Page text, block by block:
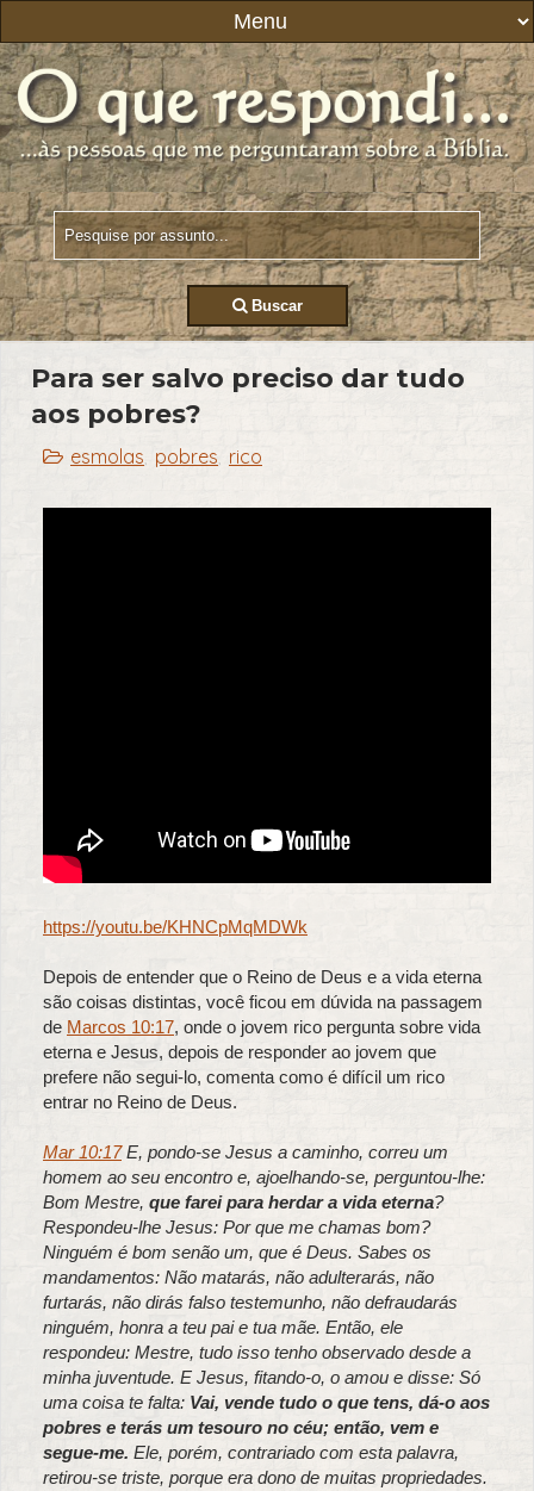
Buscar
Para ser salvo preciso dar tudo
aos pobres?
esmolas, pobres, rico
https://youtu.be/KHNCpMqMDWk
Depois de entender que o Reino de Deus e a vida eterna
são coisas distintas, você ficou em dúvida na passagem
de Marcos 10:17, onde o jovem rico pergunta sobre vida
eterna e Jesus, depois de responder ao jovem que
prefere não segui-lo, comenta como é difícil um rico
entrar no Reino de Deus.
Mar 10:17E, pondo-se Jesus a caminho, correu um
homem ao seu encontro e, ajoelhando-se, perguntou-lhe:
Bom Mestre, que farei para herdar a vida eterna?
Respondeu-lhe Jesus: Por que me chamas bom?
Ninguém é bom senão um, que é Deus. Sabes os
mandamentos: Não matarás, não adulterarás, não
furtarás, não dirás falso testemunho, não defraudarás
ninguém, honra a teu pai e tua mãe. Então, ele
respondeu: Mestre, tudo isso tenho observado desde a
minha juventude. E Jesus, fitando-o, o amou e disse: Só
uma coisa te falta: Vai, vende tudo o que tens, dá-o aos
pobres e terás um tesouro no céu; então, vem e
segue-me. Ele, porém, contrariado com esta palavra,
retirou-se triste, porque era dono de muitas propriedades.